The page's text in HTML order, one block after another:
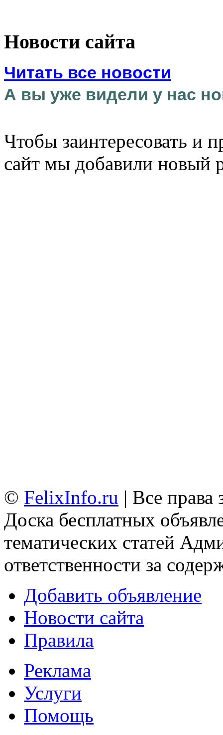
Новости сайта
Читать все новости
А вы уже видели у нас
Чтобы заинтересовать и
сайт мы добавили новый
© FelixInfo.ru | Все
Доска бесплатных
тематических статей
ответственности за
Добавить объявление
Новости сайта
Правила
Реклама
Услуги
Помощь